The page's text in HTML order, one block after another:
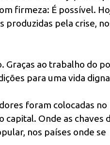
firmeza: É possível.
produzidas pela crise,
ao trabalho do
para uma vida
foram colocadas no
capital. Onde as chaves
nos países onde se